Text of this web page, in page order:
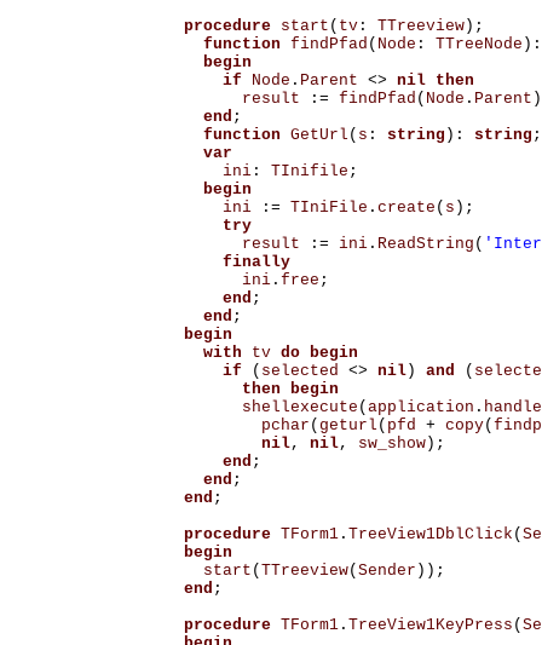
procedure
start ( tv: TTreeview);
function findPfad ( Node : TTreeNode ):
begin
if
Node . Parent <> nil
then
result
:= findPfad ( Node . Parent )
end ;
function GetUrl ( s : string ): string ;
var
ini: TInifile ;
begin
ini
:= TIniFile . create ( s );
try
result
:= ini. ReadString (
finally
ini. free ;
end ;
end ;
begin
with
tv do begin
if
( selected <> nil) and (
then begin
shellexecute ( application . handle
pchar ( geturl ( pfd + copy(
nil, nil, sw_show);
end ;
end ;
end ;
procedure TForm1. TreeView1DblClick (
begin
start ( TTreeview( Sender ));
end ;
procedure TForm1. TreeView1KeyPress (